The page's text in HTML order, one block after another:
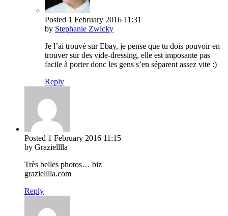
Posted 1 February 2016 11:31
by Stephanie Zwicky
Je l’ai trouvé sur Ebay, je pense que tu dois pouvoir en
trouver sur des vide-dressing, elle est imposante pas
facile à porter donc les gens s’en séparent assez vite :)
Reply
Posted 1 February 2016 11:15
by Grazielllla
Très belles photos… biz
grazielllla.com
Reply